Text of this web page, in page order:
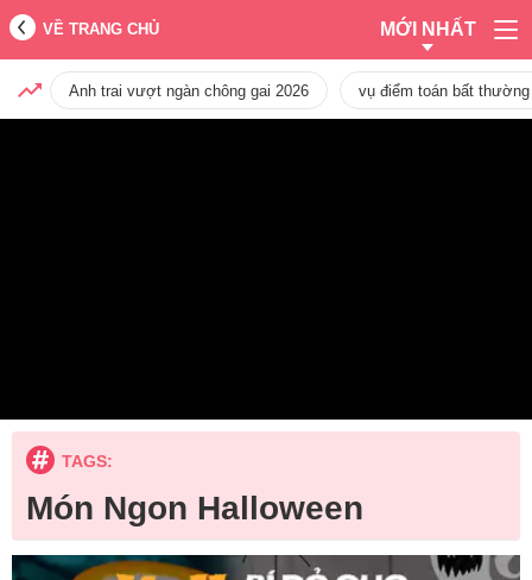
VỀ TRANG CHỦ MỚI NHẤT
Anh trai vượt ngàn chông gai 2026 vụ điểm toán bất
TAGS:
Món Ngon Halloween